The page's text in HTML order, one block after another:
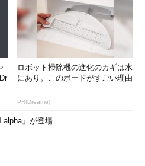
ロボット掃除機の進化のカギは水
にあり。このボードがすごい理由
PR(Dreame)
alpha」が登場